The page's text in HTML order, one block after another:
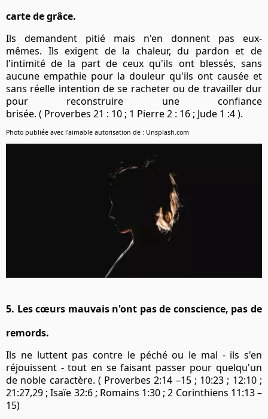
carte de grâce.
Ils demandent pitié mais n'en donnent pas eux-
mêmes. Ils exigent de la chaleur, du pardon et de
l'intimité de la part de ceux qu'ils ont blessés, sans
aucune empathie pour la douleur qu'ils ont causée et
sans réelle intention de se racheter ou de travailler dur
pour reconstruire une confiance
brisée. ( Proverbes 21 : 10 ; 1 Pierre 2 : 16 ; Jude 1 :4 ).
Photo publiée avec l'aimable autorisation de : Unsplash.com
5. Les cœurs mauvais n'ont pas de conscience, pas de
remords.
Ils ne luttent pas contre le péché ou le mal - ils s'en
réjouissent - tout en se faisant passer pour quelqu'un
de noble caractère. ( Proverbes 2:14 –15 ; 10:23 ; 12:10 ;
21:27,29 ; Isaïe 32:6 ; Romains 1:30 ; 2 Corinthiens 11:13 –
15)